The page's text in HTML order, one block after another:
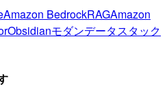
Amazon BedrockRAGAmazon
Obsidianモダンデータスタック